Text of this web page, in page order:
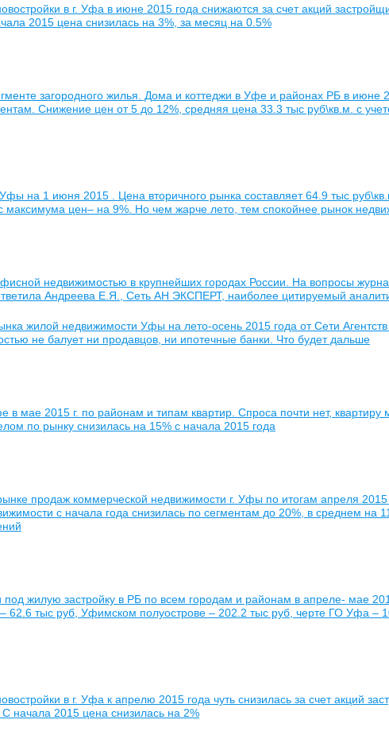
в г. Уфа в июне 2015 года снижаются за счет акций
2015 цена снизилась на 3%, за месяц на 0.5%
загородного жилья. Дома и коттеджи в Уфе и районах РБ в
Снижение цен от 5 до 12%, средняя цена 33.3 тыс руб\кв.м. с
на 1 июня 2015 . Цена вторичного рынка составляет 64.9 тыс
максимума цен– на 9%. Но чем жарче лето, тем спокойнее рынок
недвижимостью в крупнейших городах России. На вопросы
Андреева Е.Я., Сеть АН ЭКСПЕРТ, наиболее цитируемый
жилой недвижимости Уфы на лето-осень 2015 года от Сети
не балует ни продавцов, ни ипотечные банки. Что будет дальше
в мае 2015 г. по районам и типам квартир. Спроса почти нет, квартиру
по рынку снизилась на 15% с начала 2015 года
продаж коммерческой недвижимости г. Уфы по итогам апреля
с начала года снизилась по сегментам до 20%, в среднем на
под жилую застройку в РБ по всем городам и районам в апреле- мае
62.6 тыс руб, Уфимском полуострове – 202.2 тыс руб, черте ГО Уфа –
в г. Уфа к апрелю 2015 года чуть снизилась за счет акций
начала 2015 цена снизилась на 2%